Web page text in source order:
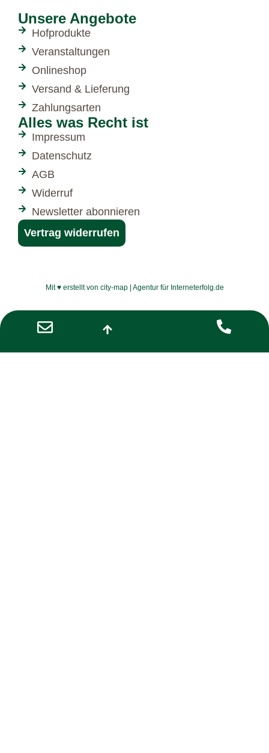
Unsere Angebote
Hofprodukte
Veranstaltungen
Onlineshop
Versand & Lieferung
Zahlungsarten
Alles was Recht ist
Impressum
Datenschutz
AGB
Widerruf
Newsletter abonnieren
Vertrag widerrufen
Mit ♥ erstellt von city-map | Agentur für Interneterfolg.de